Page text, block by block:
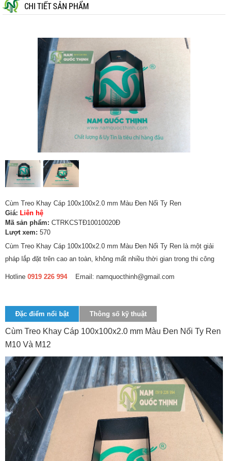
CHI TIẾT SẢN PHẨM
Cùm Treo Khay Cáp 100x100x2.0 mm Màu Đen Nối Ty Ren
Giá: Liên hệ
Mã sản phẩm: CTRKCSTĐ10010020Đ
Lượt xem: 570
Cùm Treo Khay Cáp 100x100x2.0 mm Màu Đen Nối Ty Ren là một giải
pháp lắp đặt trên cao an toàn, không mất nhiều thời gian trong thi công
Hotline 0919 226 994Email: namquocthinh@gmail.com
Đặc điểm nổi bật Thông số kỹ thuật
Cùm Treo Khay Cáp 100x100x2.0 mm Màu Đen Nối Ty Ren
M10 Và M12